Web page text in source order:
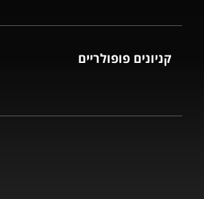
קניונים פופולריים